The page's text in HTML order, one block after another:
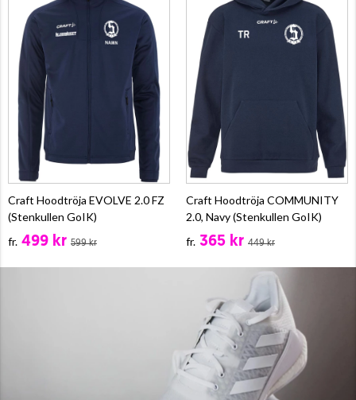
Craft Hoodtröja EVOLVE 2.0 FZ
(Stenkullen GoIK)
fr. 499 kr 599 kr
Craft Hoodtröja COMMUNITY
2.0, Navy (Stenkullen GoIK)
fr. 365 kr 449 kr